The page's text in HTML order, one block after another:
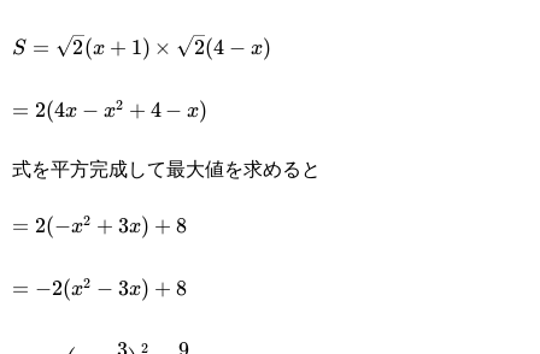
S=\sqrt{2}
(4-x)
S = 2(x + 1) × 2(4 − x)
=2(4x-
= 2(4x − x2 + 4 − x)
式を平方完成して最大値を求めると
=2(-
= 2(−x2 + 3x) + 8
=-2(x^2-
= −2(x2 − 3x) + 8
2